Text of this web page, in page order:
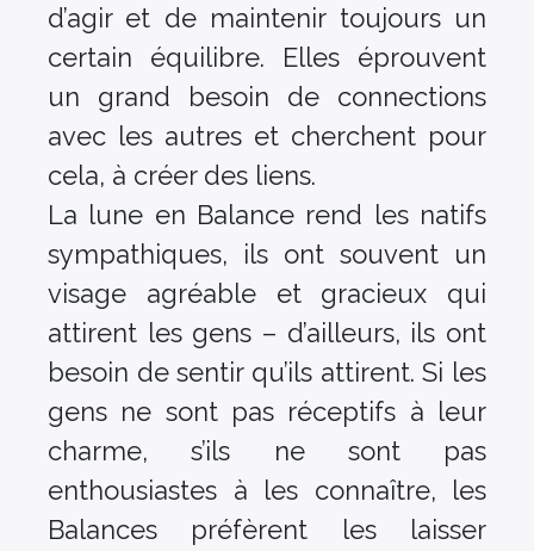
d’agir et de maintenir toujours un
certain équilibre. Elles éprouvent
un grand besoin de connections
avec les autres et cherchent pour
cela, à créer des liens.
La lune en Balance rend les natifs
sympathiques, ils ont souvent un
visage agréable et gracieux qui
attirent les gens – d’ailleurs, ils ont
besoin de sentir qu’ils attirent. Si les
gens ne sont pas réceptifs à leur
charme, s’ils ne sont pas
enthousiastes à les connaître, les
Balances préfèrent les laisser